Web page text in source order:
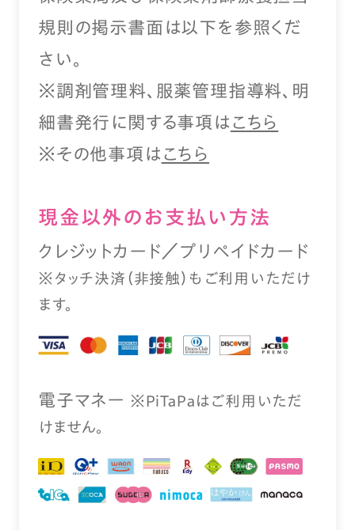
規則の掲示書面は以下を参照くだ
さい。
※調剤管理料、服薬管理指導料、明
細書発行に関する事項は こちら
※その他事項は こちら
現⾦以外のお⽀払い⽅法
クレジットカード／プリペイドカード
※タッチ決済（⾮接触）もご利⽤いただけ
ます。
電⼦マネー ※PiTaPaはご利⽤いただ
けません。